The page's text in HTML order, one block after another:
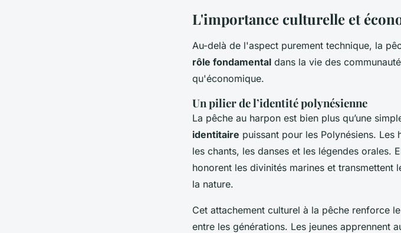
L'importance culturelle et
Au-delà de l'aspect purement technique, la
rôle fondamental dans la vie des
qu'économique.
Un pilier de l’identité polynésienne
La pêche au harpon est bien plus qu’une
identitaire puissant pour les Polynésiens.
les chants, les danses et les légendes orales.
honorent les divinités marines et
la nature.
Cet attachement culturel à la pêche renforce le
entre les générations. Les jeunes apprennent